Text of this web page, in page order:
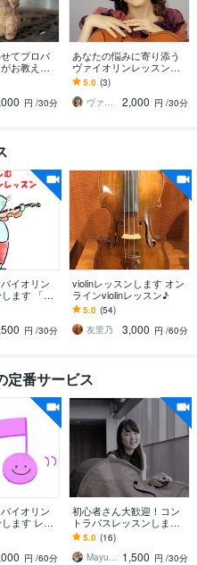
てプロバ
お教えし
に手の届
初心者か
円 /30分
あなたの悩みに寄り添う
ヴァイオリンレッスンし
ます 40年以上の指導経験
／試験・コンクール対策
／大人子ども歓迎
5.0 (3)
ヴァイオリンクラスMari♪
2,000 円 /30分
イオリン
ます 「バ
！」とい
します
円 /30分
violinレッスンします オン
ラインviolinレッスン♪
5.0 (54)
友里乃
3,000 円 /60分
定番サービス
イオリン
ます レッ
ど、ゆっ
へ
円 /60分
初心者さん大歓迎！コン
トラバスレッスンします
ご自宅からお気軽に！楽
しい時間を共有しましょ
う♪
5.0 (16)
Mayubass 1,500 円 /30分